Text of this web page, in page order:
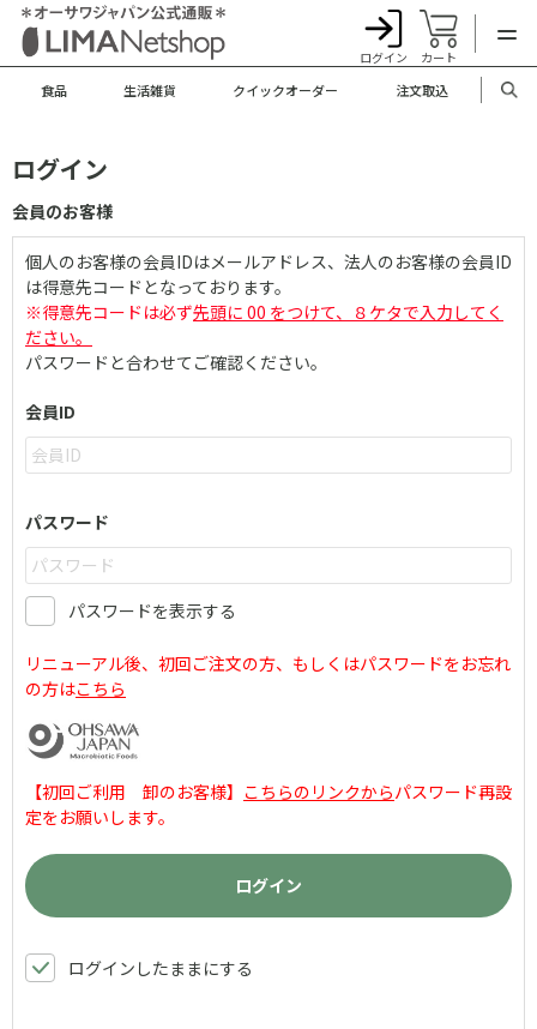
ログイン カート
食品 生活雑貨 クイックオーダー 注文取込
ログイン
会員のお客様
個人のお客様の会員IDはメールアドレス、法人のお客様の会員ID
は得意先コードとなっております。
※得意先コードは必ず先頭に 00 をつけて、８ケタで入力してく
ださい。
パスワードと合わせてご確認ください。
会員ID
パスワード
パスワードを表示する
リニューアル後、初回ご注文の方、もしくはパスワードをお忘れ
の方はこちら
【初回ご利用 卸のお客様】 こちらのリンクからパスワード再設
定をお願いします。
ログインしたままにする